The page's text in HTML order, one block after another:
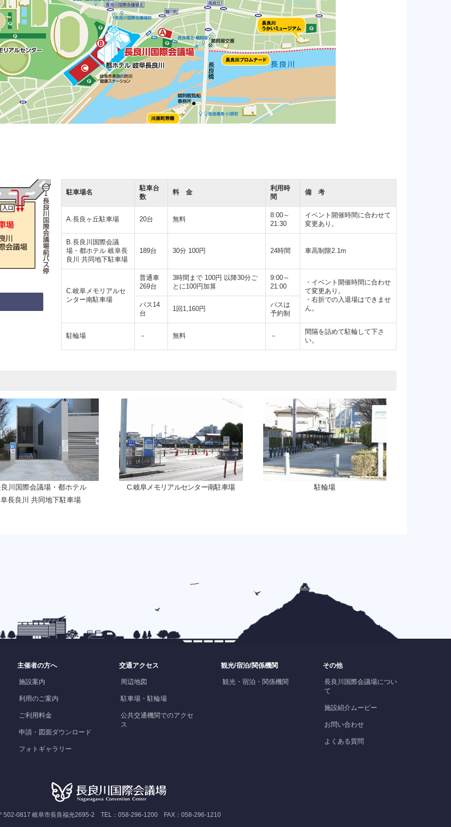
駐車場名
駐車台
数
料 金
利用時
間
備 考
A.長良ヶ丘駐車場 20台 無料
8:00～
21:30
イベント開催時間に合わせて
変更あり。
B.長良川国際会議
場・都ホテル 岐阜長
良川 共同地下駐車場
189台 30分 100円 24時間 車高制限2.1m
C.岐阜メモリアルセ
ンター南駐車場
普通車
269台
3時間まで 100円 以降30分ご
とに100円加算
9:00～
21:00
・イベント開催時間に合わせ
て変更あり。
・右折での入退場はできませ
ん。
バス14
台
1回1,160円
バスは
予約制
駐輪場 － 無料 －
間隔を詰めて駐輪して下さ
い。
良川国際会議場・都ホテル
長良川 共同地下駐車場
C.岐阜メモリアルセンター南駐車場 駐輪場
主催者の方へ
施設案内
利用のご案内
ご利用料金
申請・図面ダウンロード
フォトギャラリー
交通アクセス
周辺地図
駐車場・駐輪場
公共交通機関でのアクセ
ス
観光/宿泊/関係機関
観光・宿泊・関係機関
その他
長良川国際会議場につい
て
施設紹介ムービー
お問い合わせ
よくある質問
502-0817 岐阜市長良福光2695-2 TEL：058-296-1200 FAX：058-296-1210